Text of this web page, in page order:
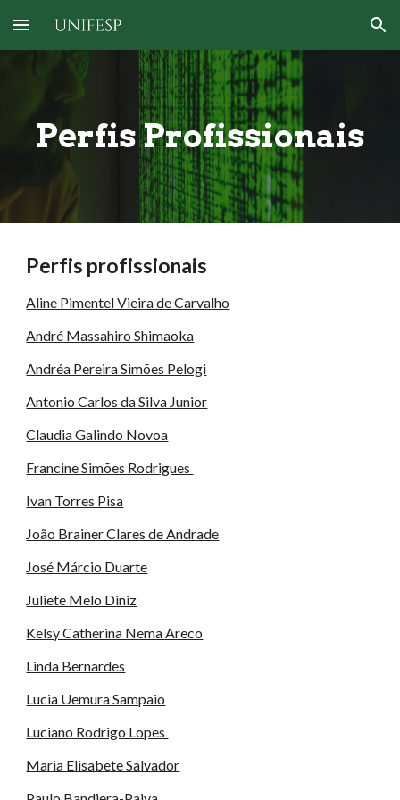
Skip to main content Skip to navigation
Perfis Profissionais
Perfis profissionais
Aline Pimentel Vieira de Carvalho
André Massahiro Shimaoka
Andréa Pereira Simões Pelogi
Antonio Carlos da Silva Junior
Claudia Galindo Novoa
Francine Simões Rodrigues
Ivan Torres Pisa
João Brainer Clares de Andrade
José Márcio Duarte
Juliete Melo Diniz
Kelsy Catherina Nema Areco
Linda Bernardes
Lucia Uemura Sampaio
Luciano Rodrigo Lopes
Maria Elisabete Salvador